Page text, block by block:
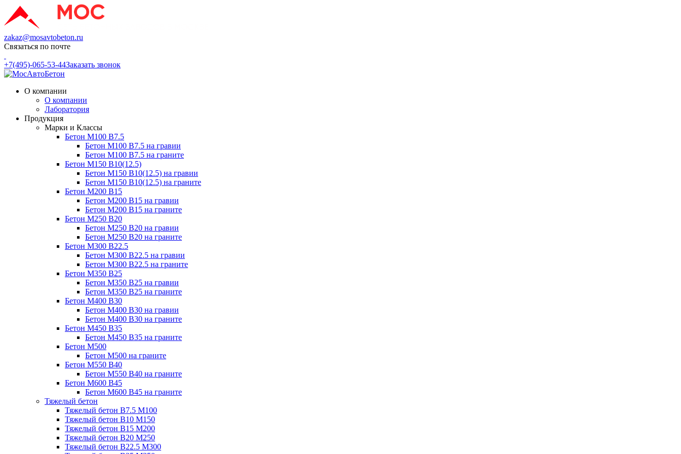
zakaz@mosavtobeton.ru
Связаться по почте
+7(495)-065-53-44Заказать звонок
О компании
О компании
Лаборатория
Продукция
Марки и Классы
Бетон М100 В7.5
Бетон М100 В7.5 на гравии
Бетон М100 В7.5 на граните
Бетон М150 В10(12.5)
Бетон М150 В10(12.5) на гравии
Бетон М150 В10(12.5) на граните
Бетон М200 В15
Бетон М200 В15 на гравии
Бетон М200 В15 на граните
Бетон М250 В20
Бетон М250 В20 на гравии
Бетон М250 В20 на граните
Бетон М300 В22.5
Бетон М300 В22.5 на гравии
Бетон М300 В22.5 на граните
Бетон М350 В25
Бетон М350 В25 на гравии
Бетон М350 В25 на граните
Бетон М400 В30
Бетон М400 В30 на гравии
Бетон М400 В30 на граните
Бетон М450 В35
Бетон М450 В35 на граните
Бетон М500
Бетон М500 на граните
Бетон М550 В40
Бетон М550 В40 на граните
Бетон М600 В45
Бетон М600 В45 на граните
Тяжелый бетон
Тяжелый бетон В7.5 М100
Тяжелый бетон В10 М150
Тяжелый бетон В15 М200
Тяжелый бетон В20 М250
Тяжелый бетон В22.5 М300